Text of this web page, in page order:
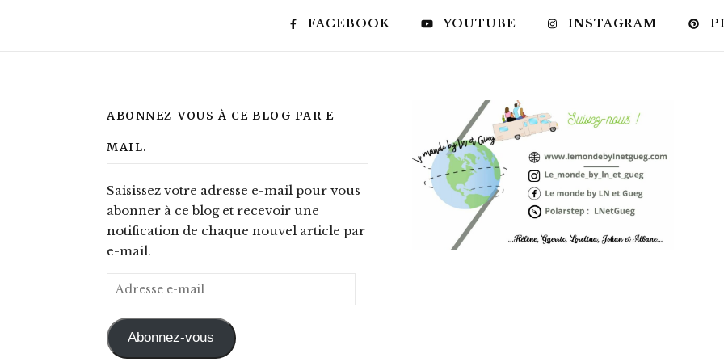
FACEBOOK YOUTUBE INSTAGRAM
ABONNEZ-VOUS À CE BLOG PAR E-
MAIL.
Saisissez votre adresse e-mail pour vous
abonner à ce blog et recevoir une
notification de chaque nouvel article par
e-mail.
Adresse e-mail
Abonnez-vous